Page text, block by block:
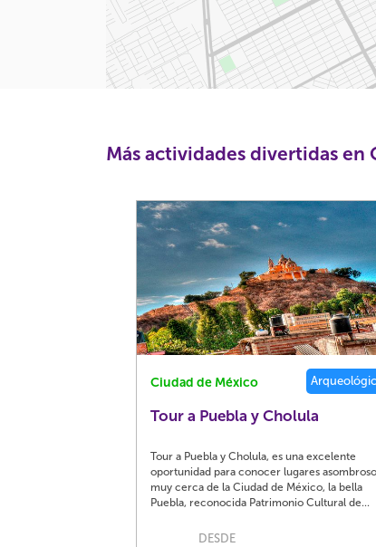
Más actividades divertidas en
Ciudad de México
Tour a Puebla y Cholula
Tour a Puebla y Cholula, es una excelente
oportunidad para conocer lugares
muy cerca de la Ciudad de México, la bella
Puebla, reconocida Patrimonio Cultural de...
DESDE